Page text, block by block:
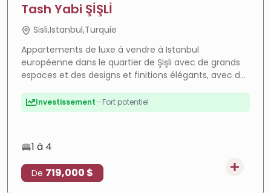
Tash Yabi ŞİŞLİ
Sisli,Istanbul,Turquie
Appartements de luxe à vendre à Istanbul
européenne dans le quartier de Şişli avec de grands
espaces et des designs et finitions élégants, avec des
un style de vie raffiné et unique.
Forte croissance—Zone en plein essor
Luxe
Paiement facile —
1 à 4
De 719,000 $